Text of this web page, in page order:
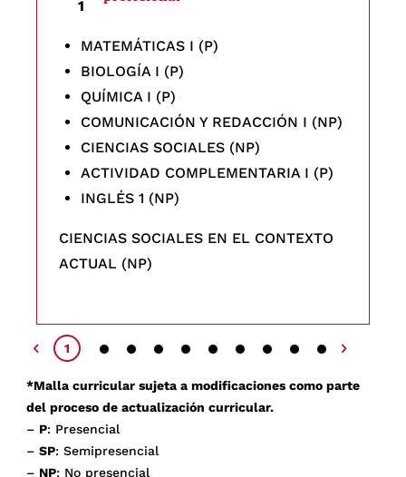
1
MATEMÁTICAS I (P)
BIOLOGÍA I (P)
QUÍMICA I (P)
COMUNICACIÓN Y REDACCIÓN I (NP)
CIENCIAS SOCIALES (NP)
ACTIVIDAD COMPLEMENTARIA I (P)
INGLÉS 1 (NP)
CIENCIAS SOCIALES EN EL CONTEXTO
ACTUAL (NP)
1 2 3 4 5 6 7 8 9 10
*Malla curricular sujeta a modificaciones como parte
del proceso de actualización curricular.
– P: Presencial
–SP: Semipresencial
– NP: No presencial